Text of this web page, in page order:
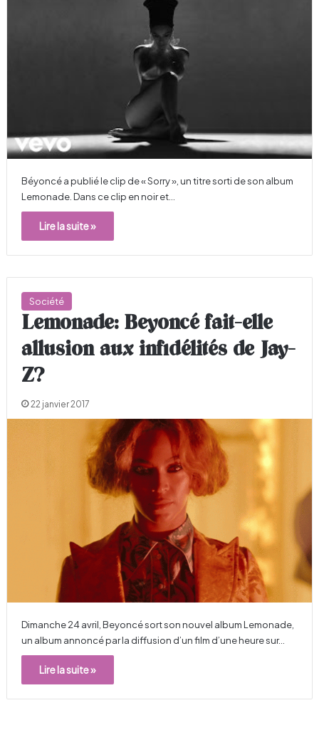
Béyoncé a publié le clip de « Sorry », un titre sorti de son album
Lemonade. Dans ce clip en noir et…
Lire la suite »
Société
Lemonade: Beyoncé fait-elle
allusion aux infidélités de Jay-
Z?
22 janvier 2017
Dimanche 24 avril, Beyoncé sort son nouvel album Lemonade,
un album annoncé par la diffusion d’un film d’une heure sur…
Lire la suite »